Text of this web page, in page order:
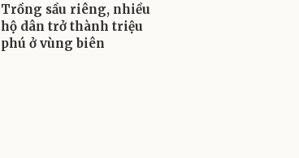
Trồng sầu riêng, nhiều
hộ dân trở thành triệu
phú ở vùng biên